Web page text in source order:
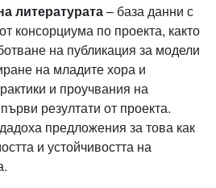
литературата– база данни с
консорциума по проекта, както
на публикация за модели
на младите хора и
и проучвания на
резултати от проекта.
предложения за това как
и устойчивостта на